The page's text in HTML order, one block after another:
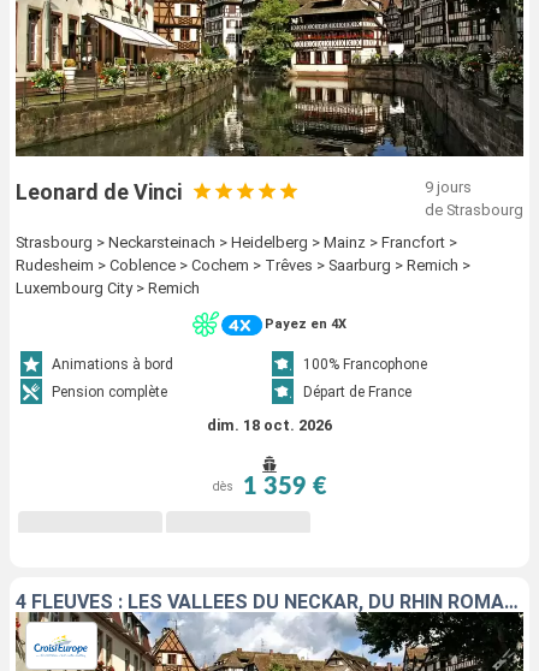
Leonard de Vinci
9 jours
de Strasbourg
Strasbourg > Neckarsteinach > Heidelberg > Mainz > Francfort >
Rudesheim > Coblence > Cochem > Trêves > Saarburg > Remich >
Luxembourg City > Remich
Payez en 4X
Animations à bord
100% Francophone
Pension complète
Départ de France
dim. 18 oct. 2026
dès 1 359 €
4 FLEUVES : LES VALLÉES DU NECKAR, DU RHIN ROMANTIQUE, DE LA MOSELLE ET DE LA SARRE